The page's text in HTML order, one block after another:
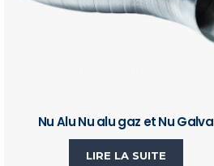
Nu Alu Nu alu gaz et Nu Galva
LIRE LA SUITE